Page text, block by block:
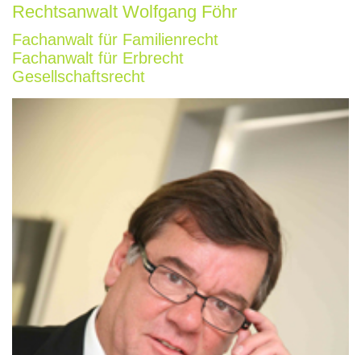
Rechtsanwalt Wolfgang Föhr
Fachanwalt für Familienrecht
Fachanwalt für Erbrecht
Gesellschaftsrecht